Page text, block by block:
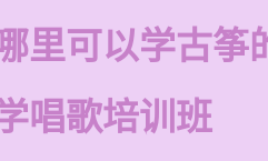
里可以学古筝
唱歌培训班